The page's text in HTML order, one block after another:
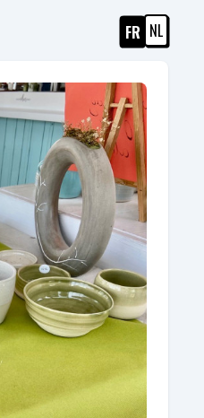
FR NL